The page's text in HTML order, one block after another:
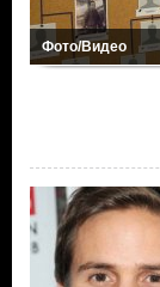
Фото/Видео